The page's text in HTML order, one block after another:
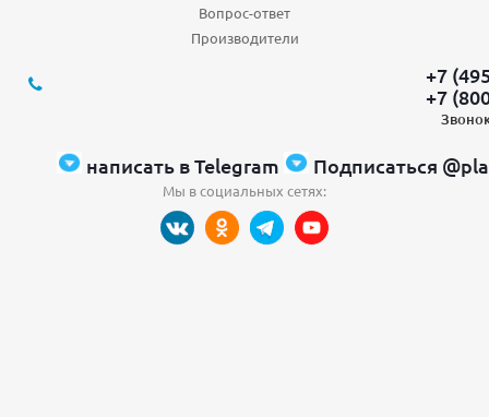
Вопрос-ответ
Производители
+7
+7
написать в Telegram Подписаться
Мы в социальных сетях: